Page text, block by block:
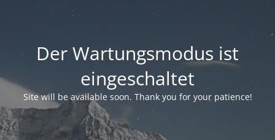
Der Wartungsmodus ist
eingeschaltet
Site will be available soon. Thank you for your patience!